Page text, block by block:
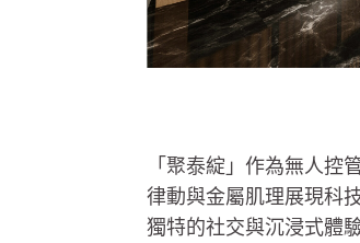
「聚泰綻」作為無人
律動與金屬肌理展現科
獨特的社交與沉浸式體